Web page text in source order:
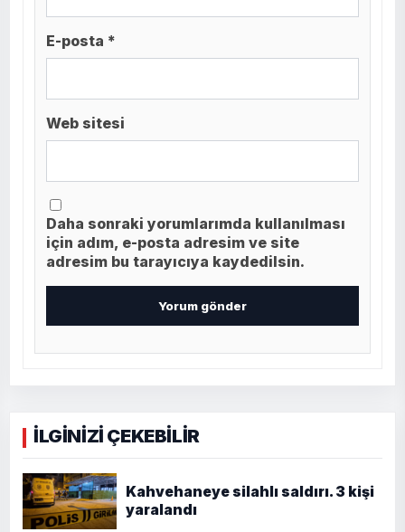
E-posta *
Web sitesi
Daha sonraki yorumlarımda kullanılması
için adım, e-posta adresim ve site
adresim bu tarayıcıya kaydedilsin.
İLGİNİZİ ÇEKEBİLİR
Kahvehaneye silahlı saldırı. 3 kişi
yaralandı